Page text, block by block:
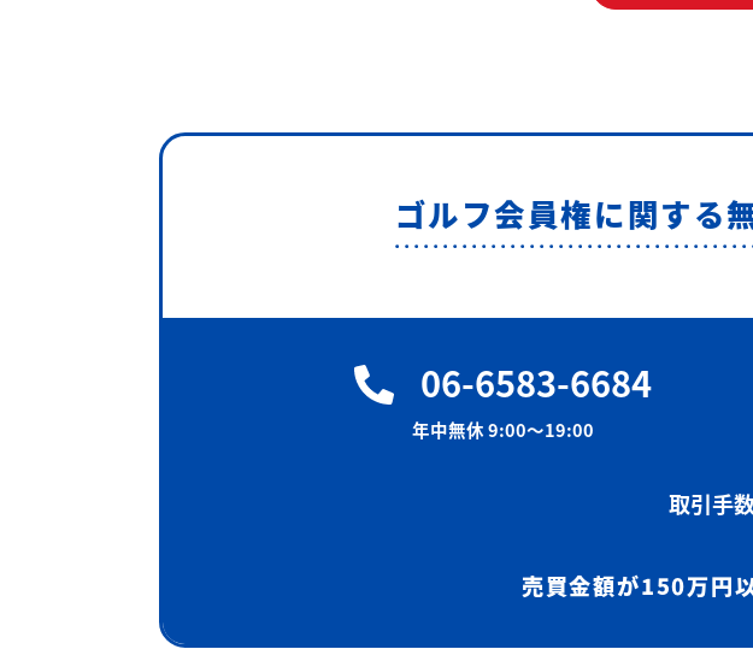
ゴルフ会員権に関する
06-6583-6684
年中無休 9:00〜19:00
取引手
売買金額が150万円